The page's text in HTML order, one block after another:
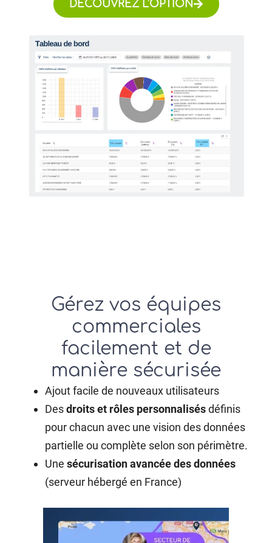
DÉCOUVREZ L'OPTION
Gérez vos équipes
commerciales
facilement et de
manière sécurisée
Ajout facile de nouveaux utilisateurs
Desdroits et rôles personnalisésdéfinis
pour chacun avec une vision des données
partielle ou complète selon son périmètre.
Unesécurisation avancée des données
(serveur hébergé en France)